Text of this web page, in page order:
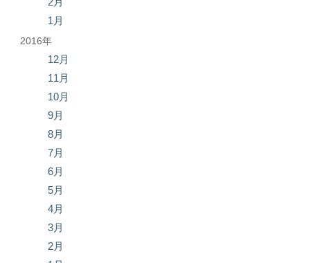
1月
2016年
12月
11月
10月
9月
8月
7月
6月
5月
4月
3月
2月